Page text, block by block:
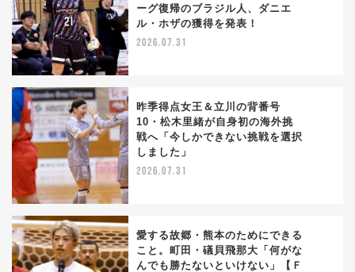
ーグ復帰のブラジル人、ダニエ
ル・ホザの獲得を発表！
2026.07.31
昨季得点女王＆立川の背番号
10・松木里緒が自身初の海外挑
戦へ「今しかできない挑戦を選択
しました」
2026.07.31
愛する故郷・熊本のためにできる
こと。町田・礒貝飛那大「何がな
んでも勝たないといけない」【Ｆ